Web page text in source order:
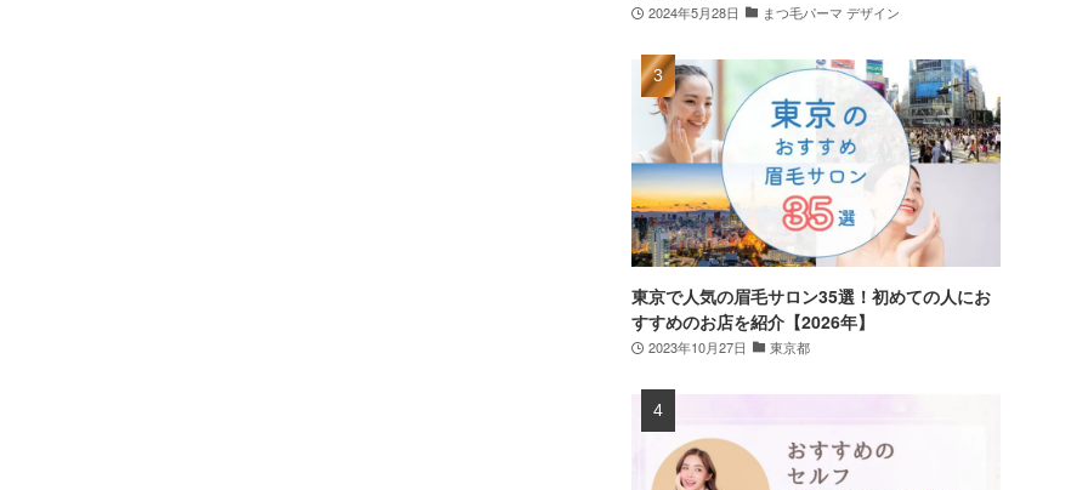
2024年5月28日 まつ毛パーマ デザイン
東京で人気の眉毛サロン35選！初めての人にお
すすめのお店を紹介【2026年】
2023年10月27日 東京都